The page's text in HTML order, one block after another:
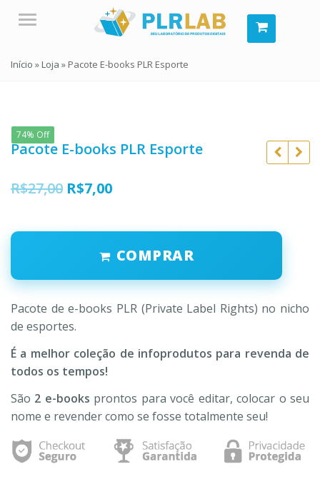
Menu
Início »Loja » Pacote E-books PLR Esporte
74% Off
Pacote E-books PLR Esporte
7,00
R$27,00 O
original
R$27,00.
R$7,00O
atual
é:
R$7,00.
COMPRAR
Pacote de e-books PLR (Private Label Rights) no nicho
de esportes.
É a melhor coleção de infoprodutos para revenda de
todos os tempos!
São 2 e-books prontos para você editar, colocar o seu
nome e revender como se fosse totalmente seu!